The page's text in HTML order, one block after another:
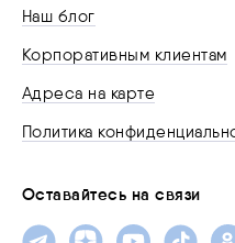
Наш блог
Корпоративным клиентам
Адреса на карте
Политика
Оставайтесь на связи